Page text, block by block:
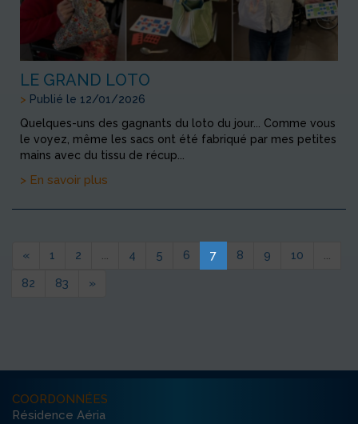
LE GRAND LOTO
> Publié le 12/01/2026
Quelques-uns des gagnants du loto du jour... Comme vous
le voyez, même les sacs ont été fabriqué par mes petites
mains avec du tissu de récup...
> En savoir plus
« 1 2 ... 4 5 6 7 8 9 10
...
82
83 »
COORDONNÉES
Résidence Aéria